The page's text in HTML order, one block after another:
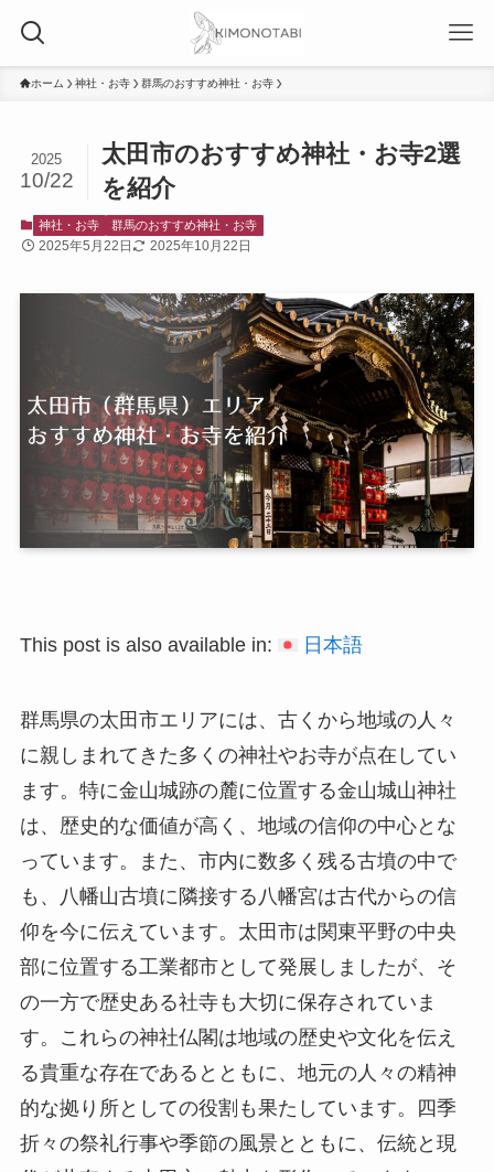
ホーム 神社・お寺 群馬のおすすめ神社・お寺
太田市のおすすめ神社・お寺2選
を紹介
2025
10/22
神社・お寺 群馬のおすすめ神社・お寺
2025年5月22日 2025年10月22日
This post is also available in: 日本語
群馬県の太田市エリアには、古くから地域の人々
に親しまれてきた多くの神社やお寺が点在してい
ます。特に金山城跡の麓に位置する金山城山神社
は、歴史的な価値が高く、地域の信仰の中心とな
っています。また、市内に数多く残る古墳の中で
も、八幡山古墳に隣接する八幡宮は古代からの信
仰を今に伝えています。太田市は関東平野の中央
部に位置する工業都市として発展しましたが、そ
の一方で歴史ある社寺も大切に保存されていま
す。これらの神社仏閣は地域の歴史や文化を伝え
る貴重な存在であるとともに、地元の人々の精神
的な拠り所としての役割も果たしています。四季
折々の祭礼行事や季節の風景とともに、伝統と現